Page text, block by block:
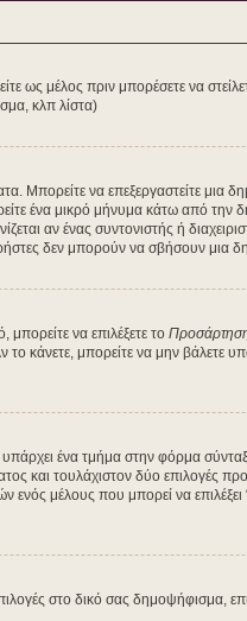
ως μέλος πριν μπορέσετε να
κλπ λίστα)
Μπορείτε να επεξεργαστείτε
ένα μικρό μήνυμα κάτω από την
αν ένας συντονιστής ή
δεν μπορούν να σβήσουν μια
να επιλέξετε το
κάνετε, μπορείτε να μην
ένα τμήμα στην φόρμα
και τουλάχιστον δύο επιλογές
ενός μέλους που μπορεί να
στο δικό σας δημοψήφισμα,